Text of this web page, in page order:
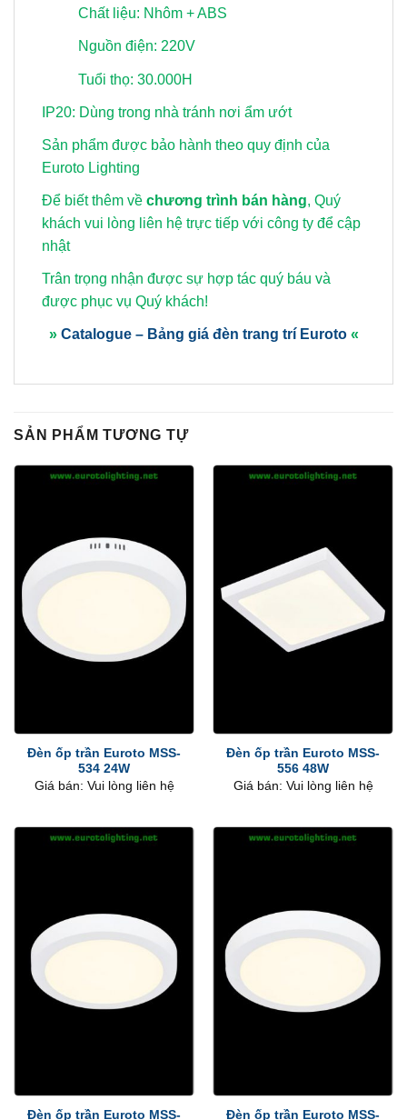
Chất liệu: Nhôm + ABS
Nguồn điện: 220V
Tuổi thọ: 30.000H
IP20: Dùng trong nhà tránh nơi ẩm ướt
Sản phẩm được bảo hành theo quy định của
Euroto Lighting
Để biết thêm về chương trình bán hàng, Quý
khách vui lòng liên hệ trực tiếp với công ty để cập
nhật
Trân trọng nhận được sự hợp tác quý báu và
được phục vụ Quý khách!
» Catalogue – Bảng giá đèn trang trí Euroto «
SẢN PHẨM TƯƠNG TỰ
Đèn ốp trần Euroto MSS-
534 24W
Giá bán: Vui lòng liên hệ
Đèn ốp trần Euroto MSS-
556 48W
Giá bán: Vui lòng liên hệ
Đèn ốp trần Euroto MSS-
Đèn ốp trần Euroto MSS-